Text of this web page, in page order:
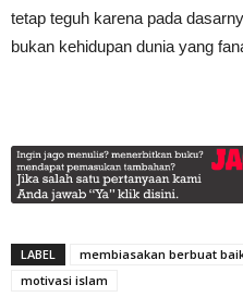
tetap teguh karena pada
bukan kehidupan dunia yang
LABEL membiasakan berbuat
motivasi islam